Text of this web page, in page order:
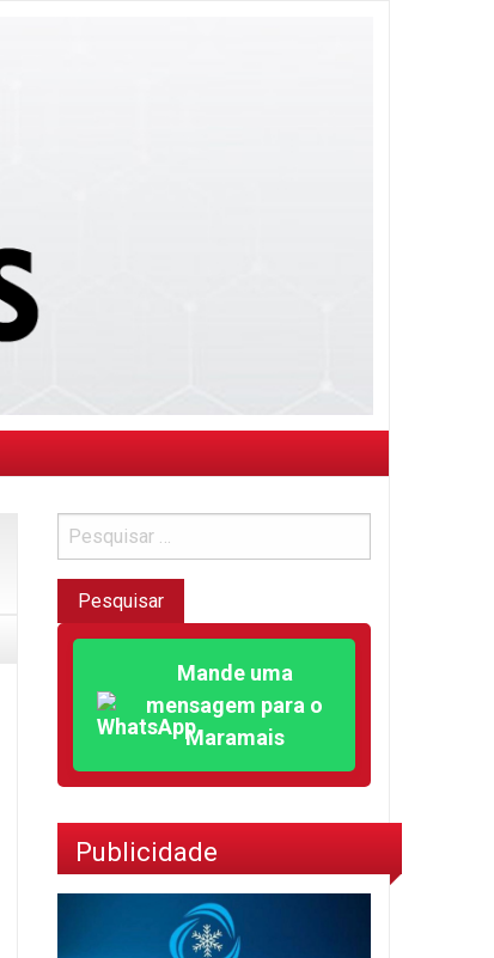
Mande uma
mensagem para o
Maramais
Publicidade